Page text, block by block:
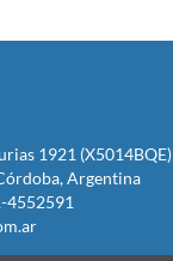
1921 (X5014BQE)
Argentina
4552591